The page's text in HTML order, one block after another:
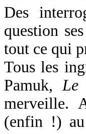
Des
question
tout ce qui
Tous les
Pamuk, Le
merveille.
(enfin !) au